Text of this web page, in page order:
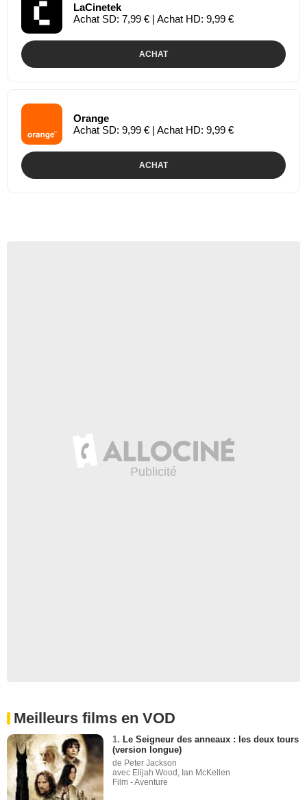
LaCinetek
Achat SD: 7,99 € | Achat HD: 9,99 €
ACHAT
Orange
Achat SD: 9,99 € | Achat HD: 9,99 €
ACHAT
Meilleurs films en VOD
1. Le Seigneur des anneaux : les deux tours
(version longue)
de Peter Jackson
avec Elijah Wood, Ian McKellen
Film - Aventure